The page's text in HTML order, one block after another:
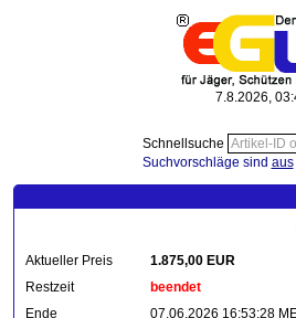
7.8.2026,
Schnellsuche
Suchvorschläge sind aus
Aktueller Preis
1.875,00 EUR
Restzeit
beendet
Ende
07.06.2026 16:53:28